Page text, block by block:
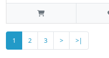
1 2 3 > >|